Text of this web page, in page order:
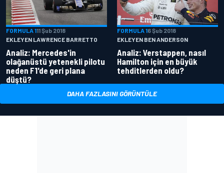
FORMULA 111 Şub 2018
EKLEYEN LAWRENCE BARRETTO
Analiz: Mercedes'in
olağanüstü yetenekli pilotu
neden F1'de geri plana
düştü?
FORMULA 16 Şub 2018
EKLEYEN BEN ANDERSON
Analiz: Verstappen, nasıl
Hamilton için en büyük
tehditlerden oldu?
DAHA FAZLASINI GÖRÜNTÜLE